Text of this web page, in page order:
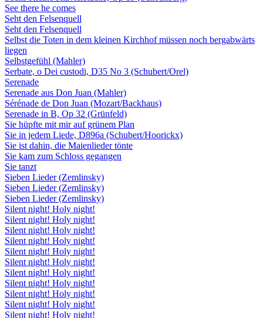
See there he comes
Seht den Felsenquell
Seht den Felsenquell
Selbst die Toten in dem kleinen Kirchhof müssen noch bergabwärts
liegen
Selbstgefühl (Mahler)
Serbate, o Dei custodi, D35 No 3 (Schubert/Orel)
Serenade
Serenade aus Don Juan (Mahler)
Sérénade de Don Juan (Mozart/Backhaus)
Serenade in B, Op 32 (Grünfeld)
Sie hüpfte mit mir auf grünem Plan
Sie in jedem Liede, D896a (Schubert/Hoorickx)
Sie ist dahin, die Maienlieder tönte
Sie kam zum Schloss gegangen
Sie tanzt
Sieben Lieder (Zemlinsky)
Sieben Lieder (Zemlinsky)
Sieben Lieder (Zemlinsky)
Silent night! Holy night!
Silent night! Holy night!
Silent night! Holy night!
Silent night! Holy night!
Silent night! Holy night!
Silent night! Holy night!
Silent night! Holy night!
Silent night! Holy night!
Silent night! Holy night!
Silent night! Holy night!
Silent night! Holy night!